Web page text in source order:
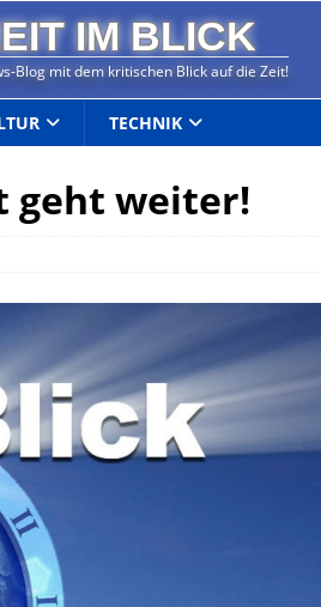
IM BLICK
Blog mit dem kritischen Blick auf die Zeit!
TECHNIK
geht weiter!